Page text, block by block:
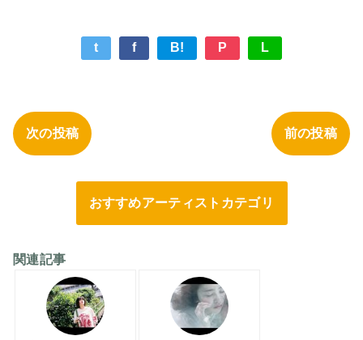
t f B! P L
次の投稿 前の投稿
おすすめアーティストカテゴリ
関連記事